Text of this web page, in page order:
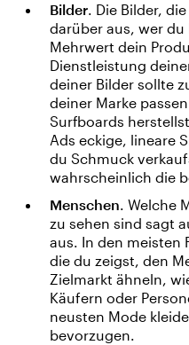
Bilder. Die Bilder,
darüber aus, wer
Mehrwert dein
Dienstleistung
deiner Bilder sollte
deiner Marke
Surfboards
Ads eckige, lineare
du Schmuck
wahrscheinlich die
Menschen. Welche
zu sehen sind sagt
aus. In den meisten
die du zeigst, den
Zielmarkt ähneln,
Käufern oder
neusten Mode
bevorzugen.